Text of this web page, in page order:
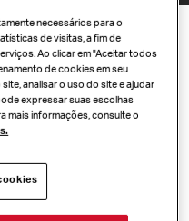
consumidor em filme
necessários para o
de visitas, a fim de
Ao clicar em "Aceitar todos
de cookies em seu
analisar o uso do site e ajudar
expressar suas escolhas
informações, consulte o